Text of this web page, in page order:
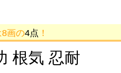
8画の4点 ！
根気 忍耐